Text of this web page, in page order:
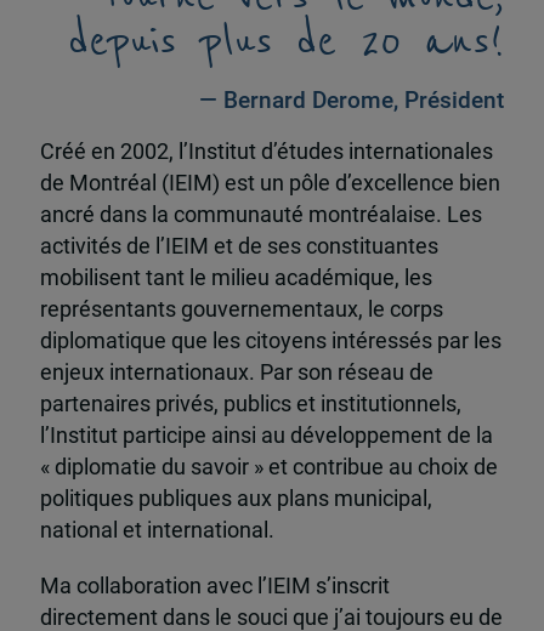
depuis plus de 20 ans!
— Bernard Derome, Président
Créé en 2002, l’Institut d’études internationales
de Montréal (IEIM) est un pôle d’excellence bien
ancré dans la communauté montréalaise. Les
activités de l’IEIM et de ses constituantes
mobilisent tant le milieu académique, les
représentants gouvernementaux, le corps
diplomatique que les citoyens intéressés par les
enjeux internationaux. Par son réseau de
partenaires privés, publics et institutionnels,
l’Institut participe ainsi au développement de la
« diplomatie du savoir » et contribue au choix de
politiques publiques aux plans municipal,
national et international.
Ma collaboration avec l’IEIM s’inscrit
directement dans le souci que j’ai toujours eu de